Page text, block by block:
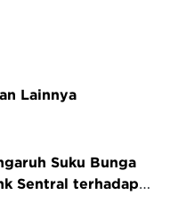
Lainnya
Suku Bunga
Sentral terhadap